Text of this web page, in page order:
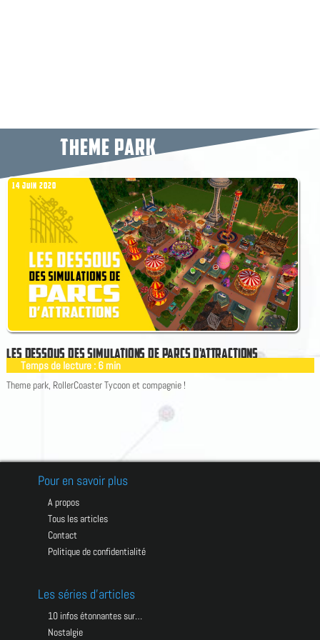
THEME PARK
LESDESSOUSDESSIMULATIONSDEPARCSDATTRACTIONS
14 JUIN 2020
Temps de lecture : 6 min
Theme park, RollerCoaster Tycoon et compagnie !
Pour en savoir plus
A propos
Tous les articles
Contact
Politique de confidentialité
Les séries d’articles
10 infos étonnantes sur…
Nostalgie